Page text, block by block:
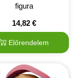
figura
14,82 €
Előrendelem